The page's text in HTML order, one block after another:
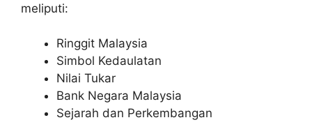
meliputi:
Ringgit Malaysia
Simbol Kedaulatan
Nilai Tukar
Bank Negara Malaysia
Sejarah dan Perkembangan